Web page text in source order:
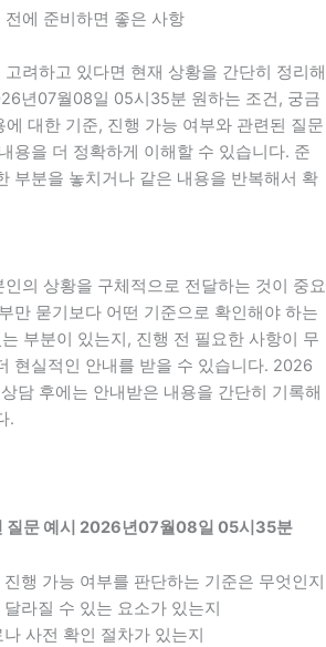
에 준비하면 좋은 사항
려하고 있다면 현재 상황을 간단히 정리해
년07월08일 05시35분 원하는 조건, 궁금
대한 기준, 진행 가능 여부와 관련된 질문
용을 더 정확하게 이해할 수 있습니다. 준
부분을 놓치거나 같은 내용을 반복해서 확
의 상황을 구체적으로 전달하는 것이 중요
만 묻기보다 어떤 기준으로 확인해야 하는
부분이 있는지, 진행 전 필요한 사항이 무
현실적인 안내를 받을 수 있습니다. 2026
담 후에는 안내받은 내용을 간단히 기록해
.
질문 예시 2026년07월08일 05시35분
행 가능 여부를 판단하는 기준은 무엇인지
라질 수 있는 요소가 있는지
사전 확인 절차가 있는지